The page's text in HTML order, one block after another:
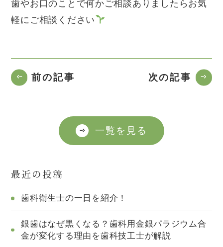
歯やお口のことで何かご相談ありましたらお気
軽にご相談ください
前の記事 次の記事
一覧を見る
最近の投稿
歯科衛生士の一日を紹介！
銀歯はなぜ黒くなる？歯科用金銀パラジウム合
金が変化する理由を歯科技工士が解説